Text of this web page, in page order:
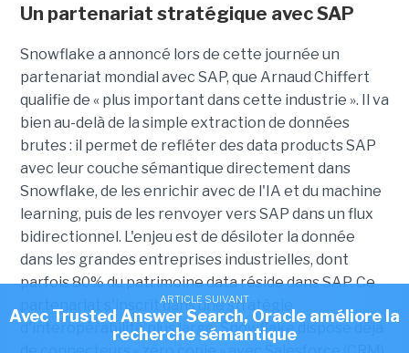
Un partenariat stratégique avec SAP
Snowflake a annoncé lors de cette journée un
partenariat mondial avec SAP, que Arnaud Chiffert
qualifie de « plus important dans cette industrie ». Il va
bien au-delà de la simple extraction de données
brutes : il permet de refléter des data products SAP
avec leur couche sémantique directement dans
Snowflake, de les enrichir avec de l'IA et du machine
learning, puis de les renvoyer vers SAP dans un flux
bidirectionnel. L'enjeu est de désiloter la donnée
dans les grandes entreprises industrielles, dont
parfois 80% du patrimoine data réside dans SAP. Ce
partenariat s'inscrit dans une stratégie
d'interopérabilité plus large. Snowflake dispose déjà
ARTICLE SUIVANT
Avec Trusted Answer Search, Oracle améliore la
recherche sémantique